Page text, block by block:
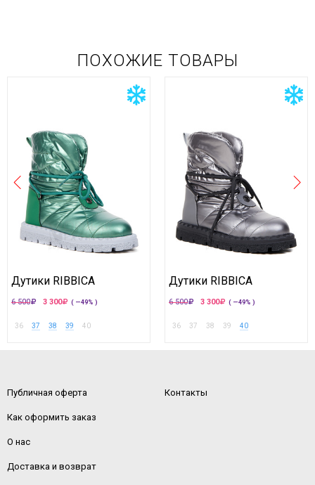
ПОХОЖИЕ ТОВАРЫ
Дутики RIBBICA
6 500 3 300 ( —49% )
36 37 38 39 40
Дутики RIBBICA
6 500 3 300 ( —49% )
36 37 38 39 40
Публичная оферта
Как оформить заказ
О нас
Доставка и возврат
Контакты